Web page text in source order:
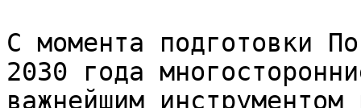
С момента подготовки
2030 года
важнейшим